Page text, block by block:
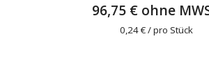
96,75 € ohne
0,24 € / pro Stück